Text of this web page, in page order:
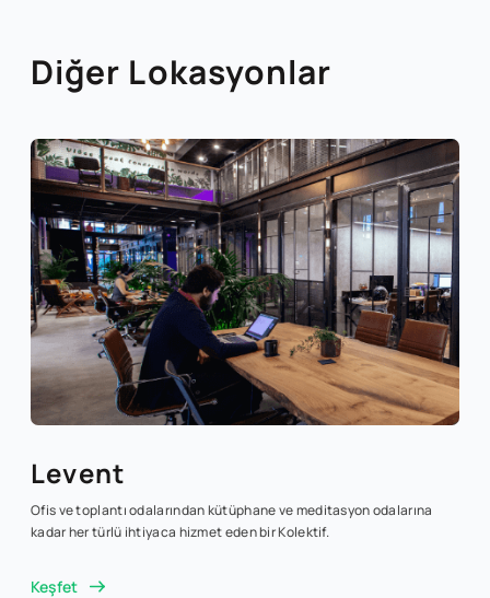
Diğer Lokasyonlar
Levent
Ofis ve toplantı odalarından kütüphane ve meditasyon odalarına
kadar her türlü ihtiyaca hizmet eden bir Kolektif.
Keşfet